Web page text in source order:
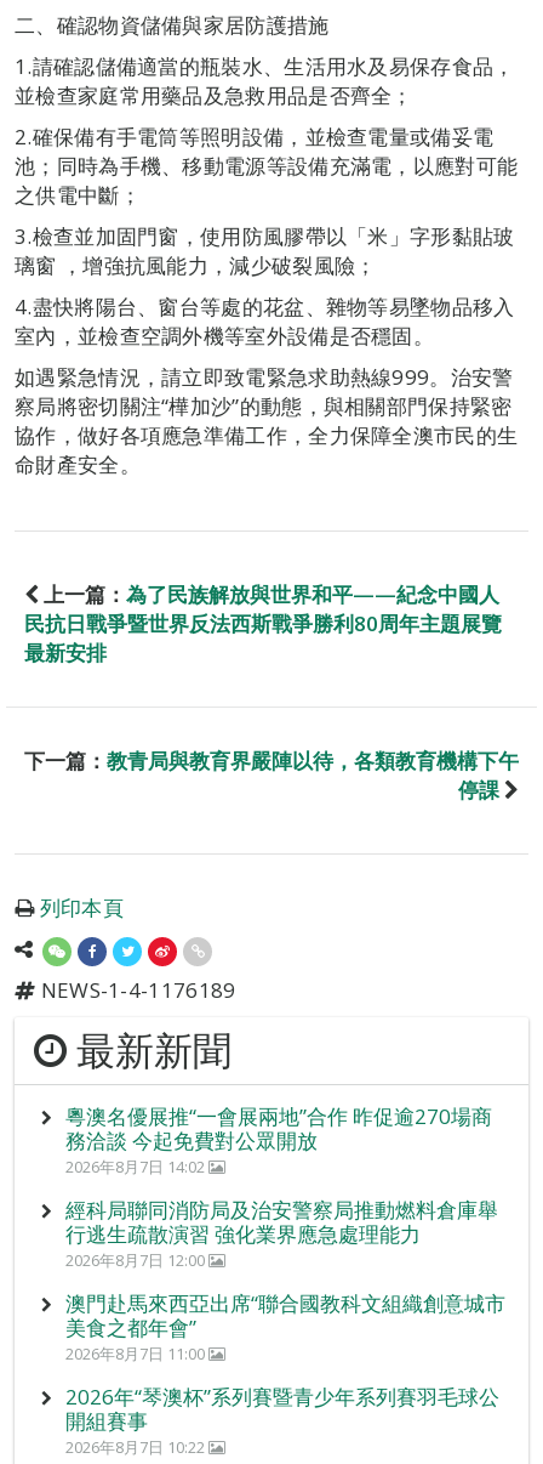
二、確認物資儲備與家居防護措施
1.請確認儲備適當的瓶裝水、生活用水及易保存食品，
並檢查家庭常用藥品及急救用品是否齊全；
2.確保備有手電筒等照明設備，並檢查電量或備妥電
池；同時為手機、移動電源等設備充滿電，以應對可能
之供電中斷；
3.檢查並加固門窗，使用防風膠帶以「米」字形黏貼玻
璃窗 ，增強抗風能力，減少破裂風險；
4.盡快將陽台、窗台等處的花盆、雜物等易墜物品移入
室內，並檢查空調外機等室外設備是否穩固。
如遇緊急情況，請立即致電緊急求助熱線999。治安警
察局將密切關注“樺加沙”的動態，與相關部門保持緊密
協作，做好各項應急準備工作，全力保障全澳市民的生
命財產安全。
上一篇： 為了民族解放與世界和平——紀念中國人
民抗日戰爭暨世界反法西斯戰爭勝利80周年主題展覽
最新安排
下一篇： 教青局與教育界嚴陣以待，各類教育機構下午
停課
列印本頁
NEWS-1-4-1176189
最新新聞
粵澳名優展推“一會展兩地”合作 昨促逾270場商
務洽談 今起免費對公眾開放
2026年8月7日 14:02
經科局聯同消防局及治安警察局推動燃料倉庫舉
行逃生疏散演習 強化業界應急處理能力
2026年8月7日 12:00
澳門赴馬來西亞出席“聯合國教科文組織創意城市
美食之都年會”
2026年8月7日 11:00
2026年“琴澳杯”系列賽暨青少年系列賽羽毛球公
開組賽事
2026年8月7日 10:22